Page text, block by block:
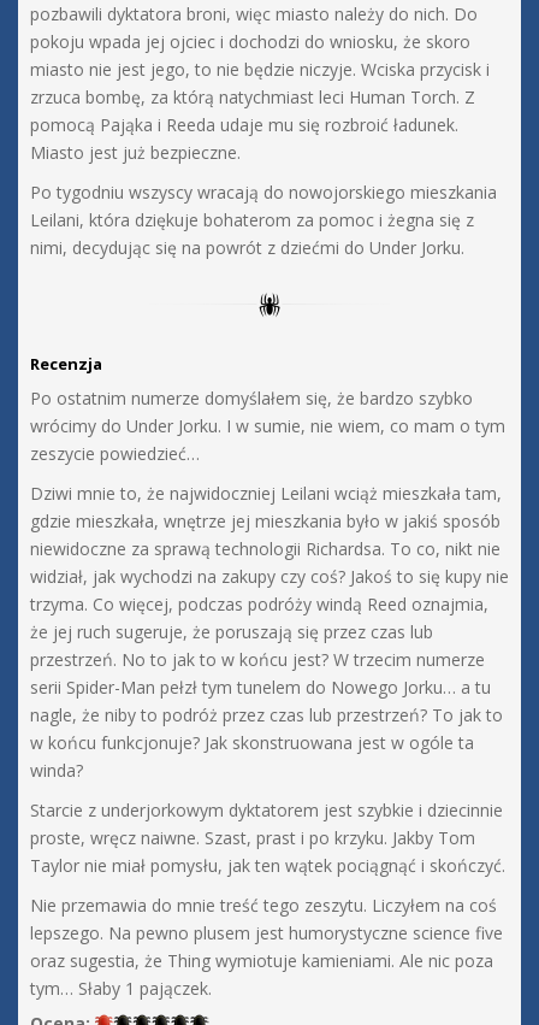
pozbawili dyktatora broni, więc miasto należy do nich. Do
pokoju wpada jej ojciec i dochodzi do wniosku, że skoro
miasto nie jest jego, to nie będzie niczyje. Wciska przycisk i
zrzuca bombę, za którą natychmiast leci Human Torch. Z
pomocą Pająka i Reeda udaje mu się rozbroić ładunek.
Miasto jest już bezpieczne.
Po tygodniu wszyscy wracają do nowojorskiego mieszkania
Leilani, która dziękuje bohaterom za pomoc i żegna się z
nimi, decydując się na powrót z dziećmi do Under Jorku.
Recenzja
Po ostatnim numerze domyślałem się, że bardzo szybko
wrócimy do Under Jorku. I w sumie, nie wiem, co mam o tym
zeszycie powiedzieć…
Dziwi mnie to, że najwidoczniej Leilani wciąż mieszkała tam,
gdzie mieszkała, wnętrze jej mieszkania było w jakiś sposób
niewidoczne za sprawą technologii Richardsa. To co, nikt nie
widział, jak wychodzi na zakupy czy coś? Jakoś to się kupy nie
trzyma. Co więcej, podczas podróży windą Reed oznajmia,
że jej ruch sugeruje, że poruszają się przez czas lub
przestrzeń. No to jak to w końcu jest? W trzecim numerze
serii Spider-Man pełzł tym tunelem do Nowego Jorku… a tu
nagle, że niby to podróż przez czas lub przestrzeń? To jak to
w końcu funkcjonuje? Jak skonstruowana jest w ogóle ta
winda?
Starcie z underjorkowym dyktatorem jest szybkie i dziecinnie
proste, wręcz naiwne. Szast, prast i po krzyku. Jakby Tom
Taylor nie miał pomysłu, jak ten wątek pociągnąć i skończyć.
Nie przemawia do mnie treść tego zeszytu. Liczyłem na coś
lepszego. Na pewno plusem jest humorystyczne science five
oraz sugestia, że Thing wymiotuje kamieniami. Ale nic poza
tym… Słaby 1 pajączek.